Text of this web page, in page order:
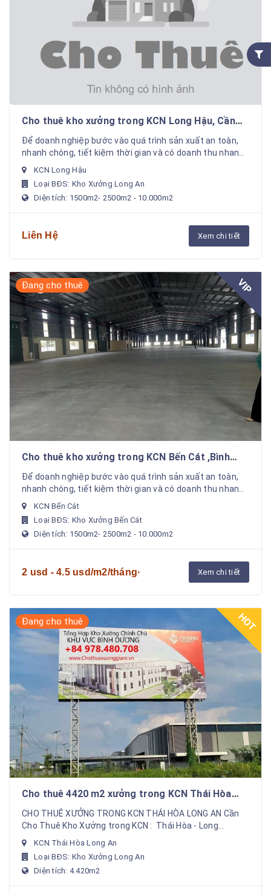
Cho thuê kho xưởng trong KCN Long Hậu, Cần
Giuộc, Long An
Để doanh nghiệp bước vào quá trình sản xuất an toàn,
nhanh chóng, tiết kiệm thời gian và có doanh thu nhanh
nhất. Chúng tôi hỗ trợ cho thuê xưởng sản ...
KCN Long Hậu
Loại BĐS: Kho Xưởng Long An
Diện tích: 1500m2- 2500m2 - 10.000m2
Liên Hệ Xem chi tiết
Đang cho thuê VIP
Cho thuê kho xưởng trong KCN Bến Cát ,Bình
Dương 1000m2 , 2.500m2 , 4.500m2 ,10.000m2 ,
3ha
Để doanh nghiệp bước vào quá trình sản xuất an toàn,
nhanh chóng, tiết kiệm thời gian và có doanh thu nhanh
nhất. Chúng tôi hỗ trợ cho thuê xưởng sản ...
KCN Bến Cát
Loại BĐS: Kho Xưởng Bến Cát
Diện tích: 1500m2- 2500m2 - 10.000m2
2 usd - 4.5 usd/m2/tháng· Xem chi tiết
Đang cho thuê HOT
Cho thuê 4420 m2 xưởng trong KCN Thái Hòa
long an Gía : 2.4 usd/m2
CHO THUÊ XƯỞNG TRONG KCN THÁI HÒA LONG AN Cần
Cho Thuê Kho Xưởng trong KCN : Thái Hòa - Long
An+Tổng Diện tích khuôn viên đất : 6.750 m2&nb...
KCN Thái Hòa Long An
Loại BĐS: Kho Xưởng Long An
Diện tích: 4.420m2